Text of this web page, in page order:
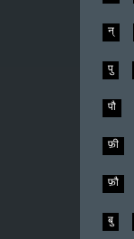
न्
पु
पौ
फ़ी
फ़ौ
बु